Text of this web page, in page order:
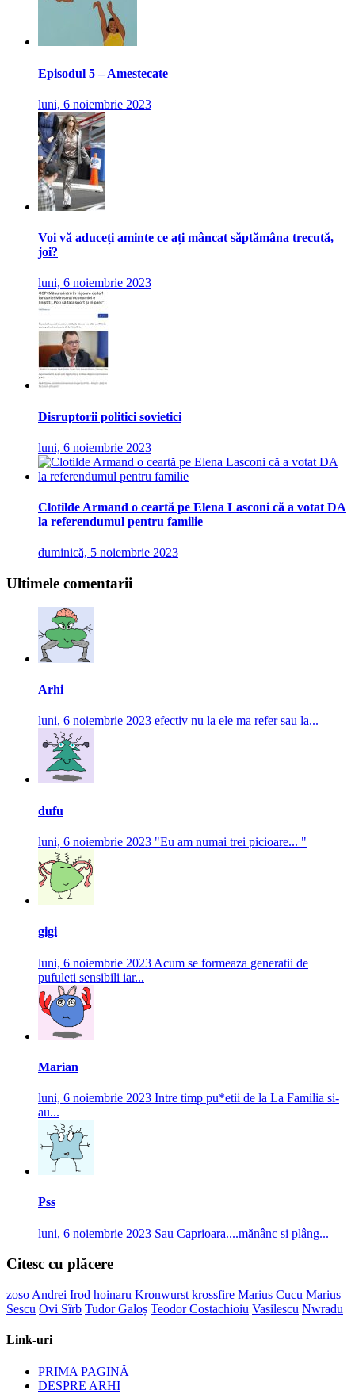
Episodul 5 – Amestecate
luni, 6 noiembrie 2023
Voi vă aduceți aminte ce ați mâncat săptămâna trecută,
joi?
luni, 6 noiembrie 2023
Disruptorii politici sovietici
luni, 6 noiembrie 2023
Clotilde Armand o ceartă pe Elena Lasconi că a votat DA
la referendumul pentru familie
duminică, 5 noiembrie 2023
Ultimele comentarii
Arhi
luni, 6 noiembrie 2023 efectiv nu la ele ma refer sau la...
dufu
luni, 6 noiembrie 2023 "Eu am numai trei picioare... "
gigi
luni, 6 noiembrie 2023 Acum se formeaza generatii de
pufuleti sensibili iar...
Marian
luni, 6 noiembrie 2023 Intre timp pu*etii de la La Familia si-
au...
Pss
luni, 6 noiembrie 2023 Sau Caprioara....mănânc si plâng...
Citesc cu plăcere
zoso Andrei Irod hoinaru Kronwurst krossfire Marius Cucu Marius
Sescu Ovi Sîrb Tudor Galoș Teodor Costachioiu Vasilescu Nwradu
Link-uri
PRIMA PAGINĂ
DESPRE ARHI